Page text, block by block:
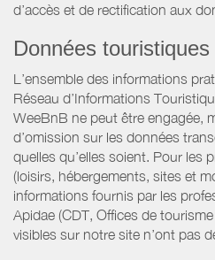
d’accès et de rectification aux
Données touristiques
L’ensemble des informations
Réseau d’Informations
WeeBnB ne peut être engagée,
d’omission sur les données
quelles qu’elles soient. Pour les
(loisirs, hébergements, sites et
informations fournis par les
Apidae (CDT, Offices de
visibles sur notre site n’ont pas